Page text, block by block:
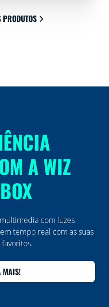
PRODUTOS
A WIZ
com luzes
tempo real com as suas
MAIS!